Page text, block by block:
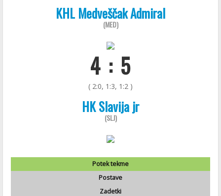
KHL Medveščak Admiral
(MED)
4 : 5
( 2:0, 1:3, 1:2 )
HK Slavija jr
(SLJ)
Potek tekme
Postave
Zadetki